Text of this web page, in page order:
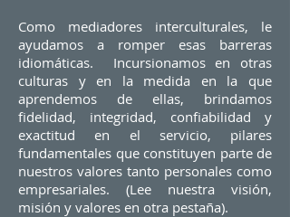
Como mediadores interculturales, le
ayudamos a romper esas barreras
idiomáticas.
Incursionamos en otras
culturas y en la medida en la que
aprendemos de ellas, brindamos
fidelidad, integridad, confiabilidad y
exactitud en el servicio, pilares
fundamentales que constituyen parte de
nuestros valores tanto personales como
empresariales. (Lee nuestra visión,
misión y valores en otra pestaña).